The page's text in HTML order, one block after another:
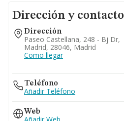
Dirección y contacto
Dirección
Paseo Castellana, 248 - Bj Dr,
Madrid, 28046, Madrid
Como llegar
Teléfono
Añadir Teléfono
Web